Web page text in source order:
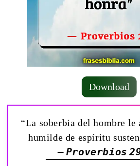
Download
“La soberbia del hombre le
humilde de espíritu
— Proverbios